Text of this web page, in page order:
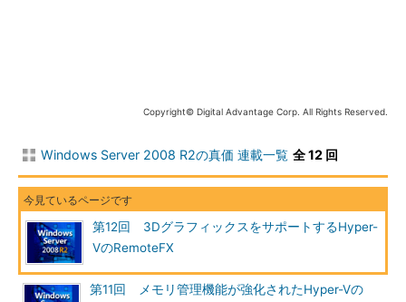
は動かないことがある）。なおリモート・デスクトップ
VDI（Virtual
Hyper-V 2.0の仮想マシンを使ったRDS環境
Windows環境におけるデスクトップ仮想化技術
Virtual PCや（Windows Virtual PC上の）Windows XP Mode
は、ローカルのデスクトップPC上で仮想デスクトップを稼働さ
Copyright© Digital Advantage Corp. All Rights Reserved.
Windows Server 2008 R2の真価 連載一覧 全 12 回
第12回 3DグラフィックスをサポートするHyper-
VのRemoteFX
第11回 メモリ管理機能が強化されたHyper-Vの